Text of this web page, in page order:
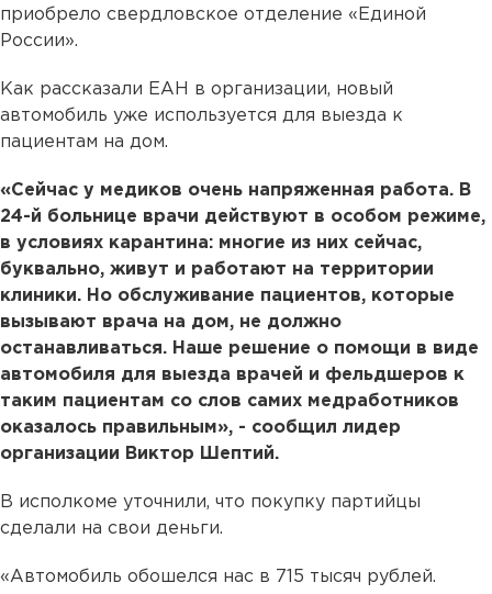
приобрело свердловское отделение «Единой
России».
Как рассказали ЕАН в организации, новый
автомобиль уже используется для выезда к
пациентам на дом.
«Сейчас у медиков очень напряженная работа. В
24-й больнице врачи действуют в особом режиме,
в условиях карантина: многие из них сейчас,
буквально, живут и работают на территории
клиники. Но обслуживание пациентов, которые
вызывают врача на дом, не должно
останавливаться. Наше решение о помощи в виде
автомобиля для выезда врачей и фельдшеров к
таким пациентам со слов самих медработников
оказалось правильным», - сообщил лидер
организации Виктор Шептий.
В исполкоме уточнили, что покупку партийцы
сделали на свои деньги.
«Автомобиль обошелся нас в 715 тысяч рублей.